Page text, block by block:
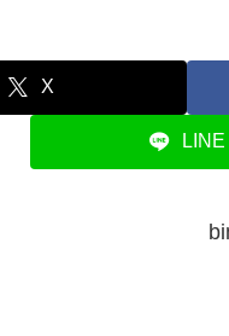
X
LINE